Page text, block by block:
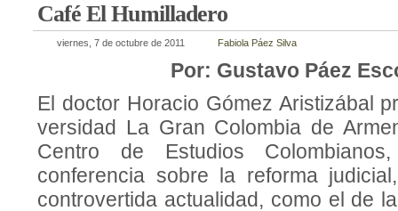
Café El Humilladero
viernes, 7 de octubre de 2011 Fabiola Páez Silva
Por: Gustavo Páez
El doctor Horacio Gómez Aristizábal
versidad La Gran Colombia de
Centro de Estudios
conferencia sobre la reforma
controvertida actualidad, como el de